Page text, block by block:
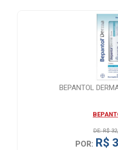
BEPANTOL
DE: R$
POR: R$